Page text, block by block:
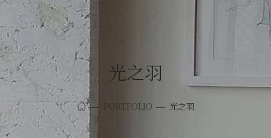
光之羽
PORTFOLIO 光之羽